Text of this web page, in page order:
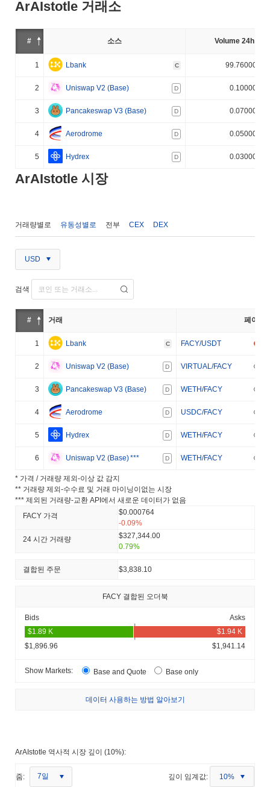
ArAIstotle 거래소
# 소스 Volume 24h (%)
1 Lbank C 99.760000%
2 Uniswap V2 (Base) D 0.100000%
3 Pancakeswap V3 (Base) D 0.070000%
4 Aerodrome D 0.050000%
5 Hydrex D 0.030000%
ArAIstotle 시장
거래량별로 유동성별로 전부 CEX DEX
USD
검색
# 거래 페어
1 Lbank C FACY/USDT
2 Uniswap V2 (Base) D VIRTUAL/FACY
3 Pancakeswap V3 (Base) D WETH/FACY
4 Aerodrome D USDC/FACY
5 Hydrex D WETH/FACY
6 Uniswap V2 (Base)*** D WETH/FACY
* 가격 / 거래량 제외-이상 값 감지
** 거래량 제외-수수료 및 거래 마이닝이없는 시장
*** 제외된 거래량-교환 API에서 새로운 데이터가 없음
FACY 가격
$0.000764
-0.09%
24 시간 거래량
$327,344.00
0.79%
결합된 주문 $3,838.10
FACY 결합된 오더북
Bids Asks
$1,896.96 $1,941.14
Show Markets: Base and Quote Base only
데이터 사용하는 방법 알아보기
ArAIstotle 역사적 시장 깊이 (10%):
줌: 7일 깊이 임계값: 10%